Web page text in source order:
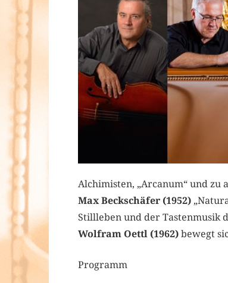
Alchimisten, „Arcanum“ und zu
Max Beckschäfer (1952)
Stillleben und der Tastenmusik
Wolfram Oettl (1962)bewegt
Programm